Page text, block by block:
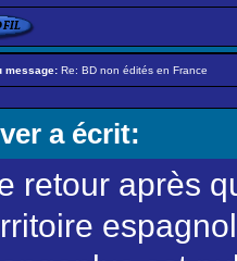
message: Re: BD non édités en France
a écrit:
retour après